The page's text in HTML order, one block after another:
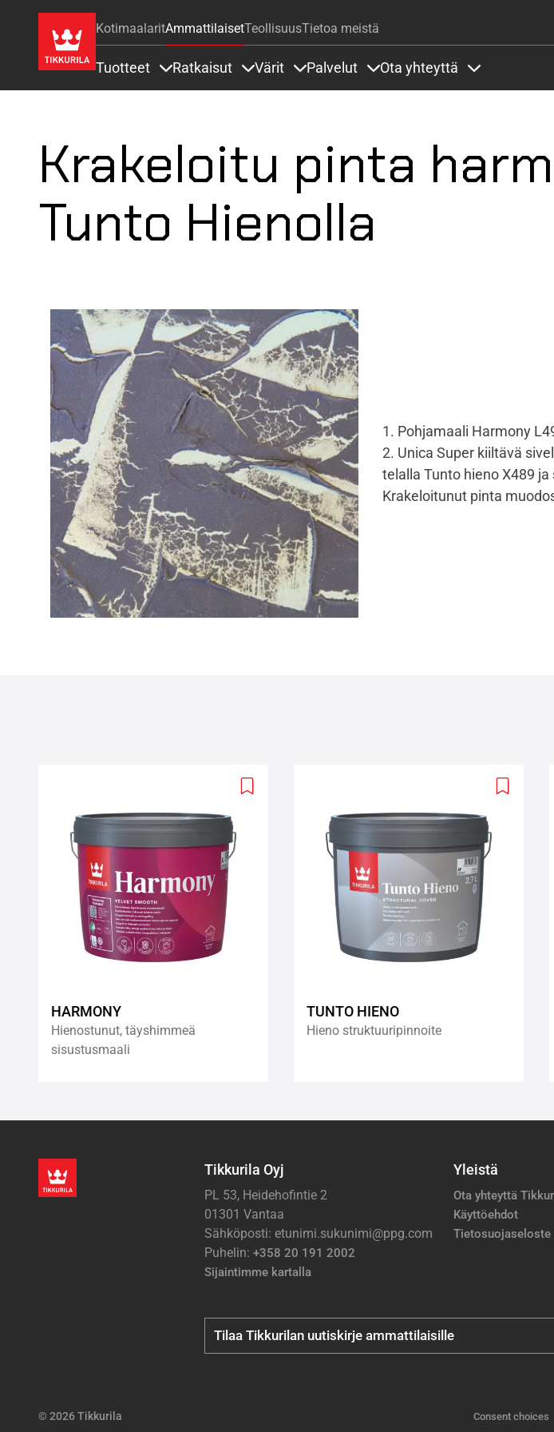
KotimaalaritAmmattilaisetTeollisuusTietoa meistä
Tuotteet Ratkaisut Värit Palvelut Ota yhteyttä
Krakeloitu pinta
Tunto Hienolla
1. Pohjamaali Harmony
2. Unica Super kiiltävä
telalla Tunto hieno X489
Krakeloitunut pinta
Add
HARMONY
Hienostunut, täyshimmeä
sisustusmaali
Add
TUNTO HIENO
Hieno struktuuripinnoite
Tikkurila Oyj
PL 53, Heidehofintie 2
01301 Vantaa
Sähköposti: etunimi.sukunimi@ppg.com
Puhelin: +358 20 191 2002
Sijaintimme kartalla
Yleistä
Ota yhteyttä
Käyttöehdot
Tietosuojaseloste
Tilaa Tikkurilan uutiskirje ammattilaisille
© 2026 Tikkurila Consent choices